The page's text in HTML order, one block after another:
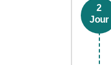
2
Jour